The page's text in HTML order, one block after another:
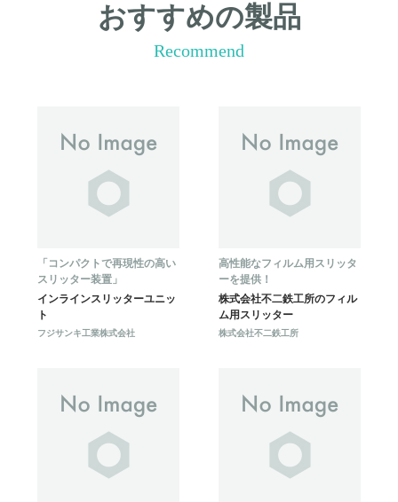
おすすめの製品
Recommend
「コンパクトで再現性の高い
スリッター装置」
インラインスリッターユニッ
ト
フジサンキ工業株式会社
高性能なフィルム用スリッタ
ーを提供！
株式会社不二鉄工所のフィル
ム用スリッター
株式会社不二鉄工所